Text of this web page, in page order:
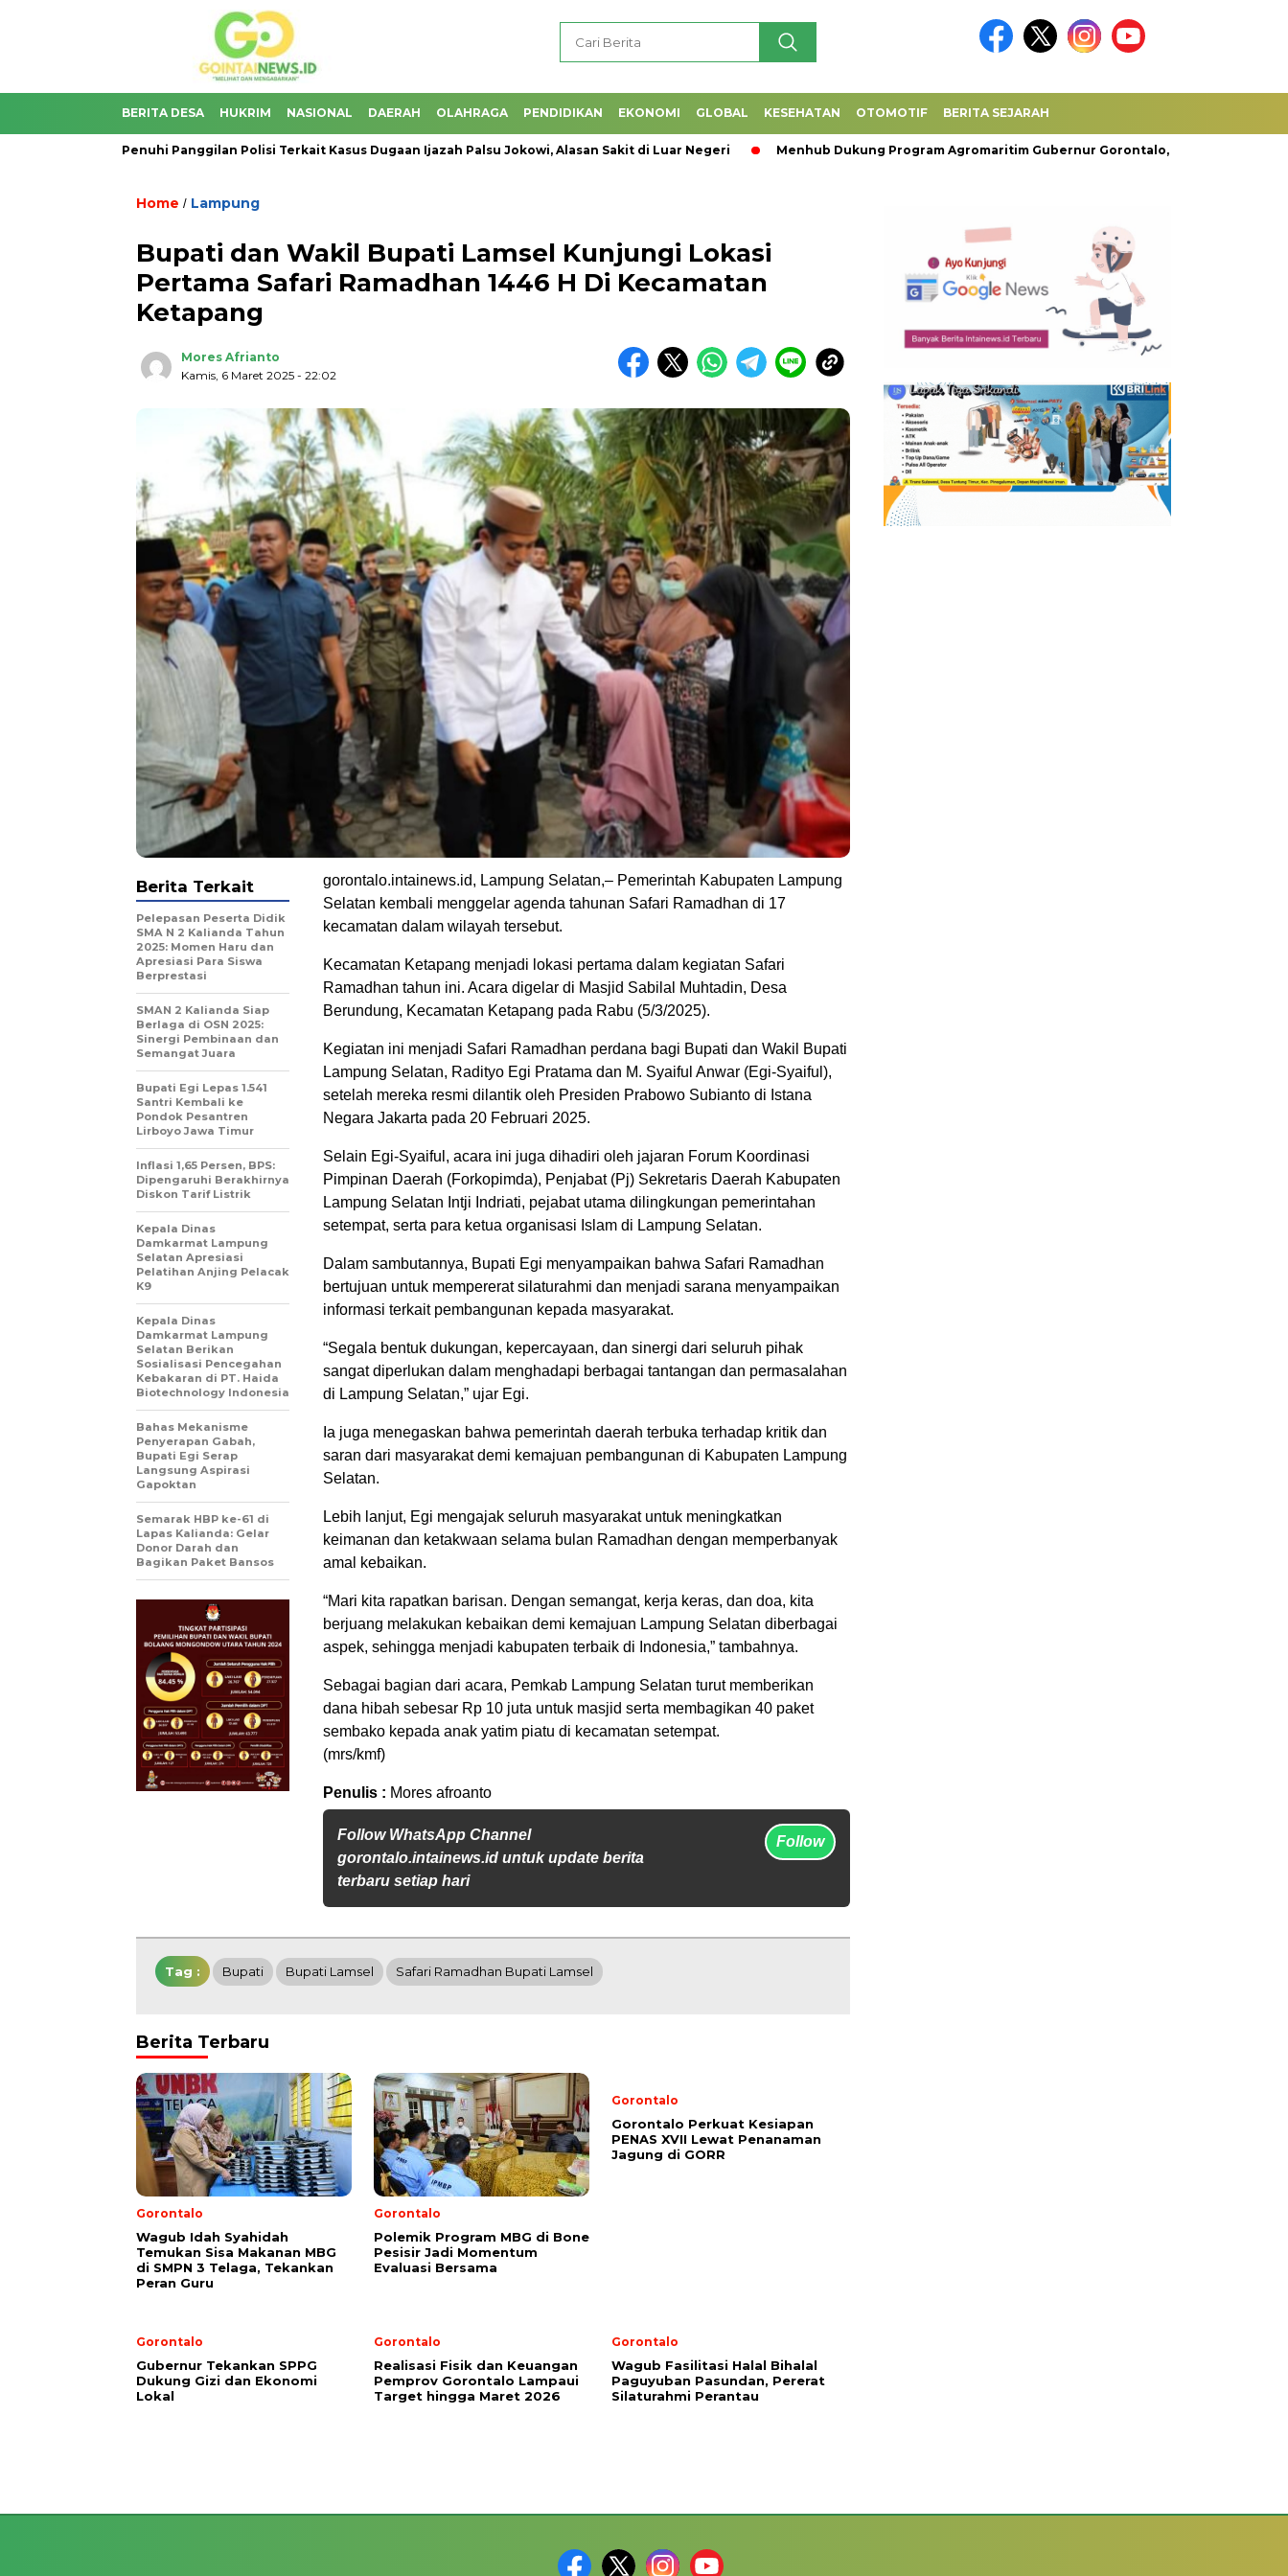
BERITA DESA HUKRIM NASIONAL DAERAH OLAHRAGA PENDIDIKAN EKONOMI GLOBAL KESEHATAN OTOMOTIF BERITA SEJARAH
Belum Penuhi Panggilan Polisi Terkait Kasus Dugaan Ijazah Palsu Jokowi, Alasan Sakit di Luar Negeri Menhub Dukung Program Agromaritim Gubernur Gorontalo, Tol Laut Ternak
Home / Lampung
Bupati dan Wakil Bupati Lamsel Kunjungi Lokasi
Pertama Safari Ramadhan 1446 H Di Kecamatan
Ketapang
Mores Afrianto
Kamis, 6 Maret 2025 - 22:02
gorontalo.intainews.id, Lampung Selatan,– Pemerintah Kabupaten Lampung
Selatan kembali menggelar agenda tahunan Safari Ramadhan di 17
kecamatan dalam wilayah tersebut.
Kecamatan Ketapang menjadi lokasi pertama dalam kegiatan Safari
Ramadhan tahun ini. Acara digelar di Masjid Sabilal Muhtadin, Desa
Berundung, Kecamatan Ketapang pada Rabu (5/3/2025).
Kegiatan ini menjadi Safari Ramadhan perdana bagi Bupati dan Wakil Bupati
Lampung Selatan, Radityo Egi Pratama dan M. Syaiful Anwar (Egi-Syaiful),
setelah mereka resmi dilantik oleh Presiden Prabowo Subianto di Istana
Negara Jakarta pada 20 Februari 2025.
Selain Egi-Syaiful, acara ini juga dihadiri oleh jajaran Forum Koordinasi
Pimpinan Daerah (Forkopimda), Penjabat (Pj) Sekretaris Daerah Kabupaten
Lampung Selatan Intji Indriati, pejabat utama dilingkungan pemerintahan
setempat, serta para ketua organisasi Islam di Lampung Selatan.
Dalam sambutannya, Bupati Egi menyampaikan bahwa Safari Ramadhan
bertujuan untuk mempererat silaturahmi dan menjadi sarana menyampaikan
informasi terkait pembangunan kepada masyarakat.
“Segala bentuk dukungan, kepercayaan, dan sinergi dari seluruh pihak
sangat diperlukan dalam menghadapi berbagai tantangan dan permasalahan
di Lampung Selatan,” ujar Egi.
Ia juga menegaskan bahwa pemerintah daerah terbuka terhadap kritik dan
saran dari masyarakat demi kemajuan pembangunan di Kabupaten Lampung
Selatan.
Lebih lanjut, Egi mengajak seluruh masyarakat untuk meningkatkan
keimanan dan ketakwaan selama bulan Ramadhan dengan memperbanyak
amal kebaikan.
“Mari kita rapatkan barisan. Dengan semangat, kerja keras, dan doa, kita
berjuang melakukan kebaikan demi kemajuan Lampung Selatan diberbagai
aspek, sehingga menjadi kabupaten terbaik di Indonesia,” tambahnya.
Sebagai bagian dari acara, Pemkab Lampung Selatan turut memberikan
dana hibah sebesar Rp 10 juta untuk masjid serta membagikan 40 paket
sembako kepada anak yatim piatu di kecamatan setempat.
(mrs/kmf)
Penulis : Mores afroanto
Follow WhatsApp Channel
gorontalo.intainews.id untuk update berita
terbaru setiap hari
Follow
Berita Terkait
Pelepasan Peserta Didik
SMA N 2 Kalianda Tahun
2025: Momen Haru dan
Apresiasi Para Siswa
Berprestasi
SMAN 2 Kalianda Siap
Berlaga di OSN 2025:
Sinergi Pembinaan dan
Semangat Juara
Bupati Egi Lepas 1.541
Santri Kembali ke
Pondok Pesantren
Lirboyo Jawa Timur
Inflasi 1,65 Persen, BPS:
Dipengaruhi Berakhirnya
Diskon Tarif Listrik
Kepala Dinas
Damkarmat Lampung
Selatan Apresiasi
Pelatihan Anjing Pelacak
K9
Kepala Dinas
Damkarmat Lampung
Selatan Berikan
Sosialisasi Pencegahan
Kebakaran di PT. Haida
Biotechnology Indonesia
Bahas Mekanisme
Penyerapan Gabah,
Bupati Egi Serap
Langsung Aspirasi
Gapoktan
Semarak HBP ke-61 di
Lapas Kalianda: Gelar
Donor Darah dan
Bagikan Paket Bansos
Tag : Bupati Bupati Lamsel Safari Ramadhan Bupati Lamsel
Berita Terbaru
Gorontalo
Wagub Idah Syahidah
Temukan Sisa Makanan MBG
di SMPN 3 Telaga, Tekankan
Peran Guru
Gorontalo
Polemik Program MBG di Bone
Pesisir Jadi Momentum
Evaluasi Bersama
Gorontalo
Gorontalo Perkuat Kesiapan
PENAS XVII Lewat Penanaman
Jagung di GORR
Gorontalo
Gubernur Tekankan SPPG
Dukung Gizi dan Ekonomi
Lokal
Gorontalo
Realisasi Fisik dan Keuangan
Pemprov Gorontalo Lampaui
Target hingga Maret 2026
Gorontalo
Wagub Fasilitasi Halal Bihalal
Paguyuban Pasundan, Pererat
Silaturahmi Perantau